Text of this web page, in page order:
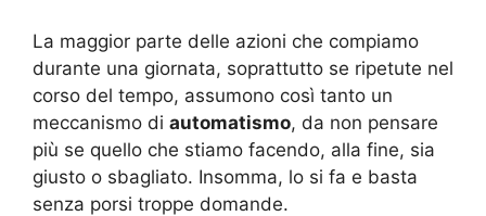
La maggior parte delle azioni che compiamo
durante una giornata, soprattutto se ripetute nel
corso del tempo, assumono così tanto un
meccanismo di automatismo, da non pensare
più se quello che stiamo facendo, alla fine, sia
giusto o sbagliato. Insomma, lo si fa e basta
senza porsi troppe domande.